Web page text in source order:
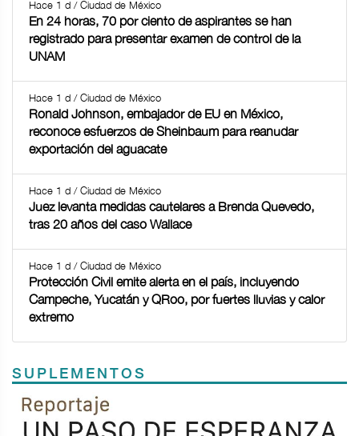
Hace 1 d / Ciudad de México
En 24 horas, 70 por ciento de aspirantes se han
registrado para presentar examen de control de la
UNAM
Hace 1 d / Ciudad de México
Ronald Johnson, embajador de EU en México,
reconoce esfuerzos de Sheinbaum para reanudar
exportación del aguacate
Hace 1 d / Ciudad de México
Juez levanta medidas cautelares a Brenda Quevedo,
tras 20 años del caso Wallace
Hace 1 d / Ciudad de México
Protección Civil emite alerta en el país, incluyendo
Campeche, Yucatán y QRoo, por fuertes lluvias y calor
extremo
SUPLEMENTOS